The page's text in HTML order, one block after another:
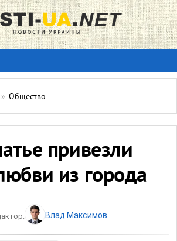
» Общество
привезли
из города
Влад Максимов